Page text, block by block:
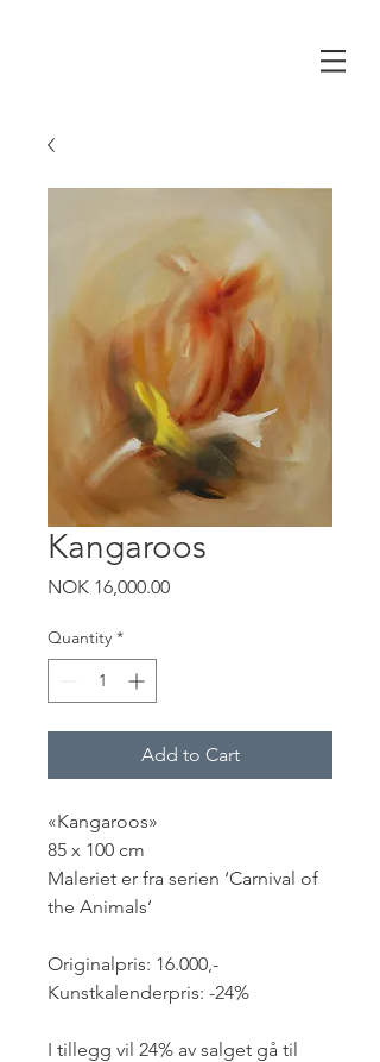
Kangaroos
NOK 16,000.00Price
Quantity *
Add to Cart
«Kangaroos»
85 x 100 cm
Maleriet er fra serien ‘Carnival of
the Animals’
Originalpris: 16.000,-
Kunstkalenderpris: -24%
I tillegg vil 24% av salget gå til